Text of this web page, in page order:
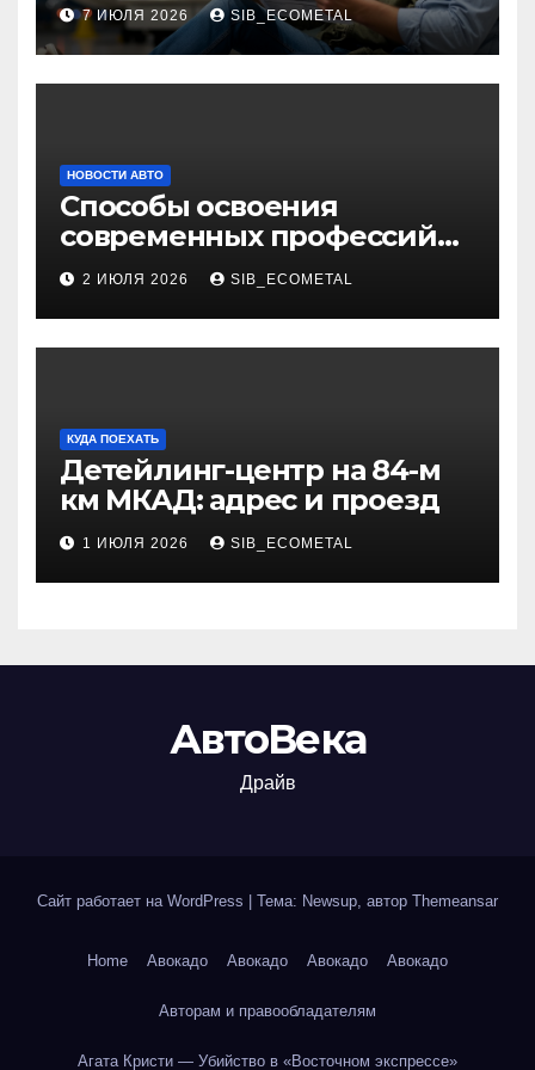
потенциальные риски
7 ИЮЛЯ 2026 SIB_ECOMETAL
НОВОСТИ АВТО
Способы освоения
современных профессий
через онлайн-курсы
2 ИЮЛЯ 2026 SIB_ECOMETAL
КУДА ПОЕХАТЬ
Детейлинг-центр на 84-м
км МКАД: адрес и проезд
1 ИЮЛЯ 2026 SIB_ECOMETAL
АвтоВека
Драйв
Сайт работает на WordPress Тема: Newsup, автор Themeansar
Home Авокадо Авокадо Авокадо Авокадо
Авторам и правообладателям
Агата Кристи — Убийство в «Восточном экспрессе»